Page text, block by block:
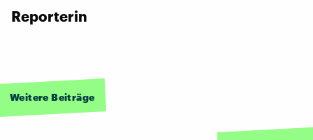
Reporterin
Weitere Beiträge